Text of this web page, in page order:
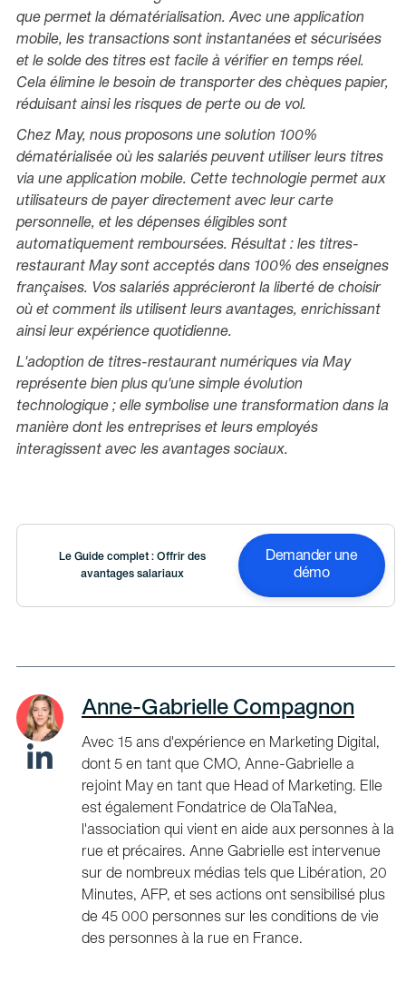
que permet la dématérialisation. Avec une application
mobile, les transactions sont instantanées et sécurisées
et le solde des titres est facile à vérifier en temps réel.
Cela élimine le besoin de transporter des chèques papier,
réduisant ainsi les risques de perte ou de vol.
Chez May, nous proposons une solution 100%
dématérialisée où les salariés peuvent utiliser leurs titres
via une application mobile. Cette technologie permet aux
utilisateurs de payer directement avec leur carte
personnelle, et les dépenses éligibles sont
automatiquement remboursées. Résultat : les titres-
restaurant May sont acceptés dans 100% des enseignes
françaises. Vos salariés apprécieront la liberté de choisir
où et comment ils utilisent leurs avantages, enrichissant
ainsi leur expérience quotidienne.
L'adoption de titres-restaurant numériques via May
représente bien plus qu'une simple évolution
technologique ; elle symbolise une transformation dans la
manière dont les entreprises et leurs employés
interagissent avec les avantages sociaux.
Le Guide complet : Offrir des
avantages salariaux
Demander une
démo
Anne-Gabrielle Compagnon
Avec 15 ans d'expérience en Marketing Digital,
dont 5 en tant que CMO, Anne-Gabrielle a
rejoint May en tant que Head of Marketing. Elle
est également Fondatrice de OlaTaNea,
l'association qui vient en aide aux personnes à la
rue et précaires. Anne Gabrielle est intervenue
sur de nombreux médias tels que Libération, 20
Minutes, AFP, et ses actions ont sensibilisé plus
de 45 000 personnes sur les conditions de vie
des personnes à la rue en France.